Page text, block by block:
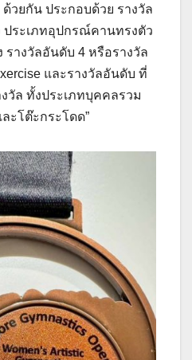
ด้วยกัน ประกอบด้วย รางวัล
ประเภทอุปกรณ์คานทรงตัว
รางวัลอันดับ 4 หรือรางวัล
และรางวัลอันดับ ที่
วัล ทั้งประเภทบุคคลรวม
ะโต๊ะกระโดด”